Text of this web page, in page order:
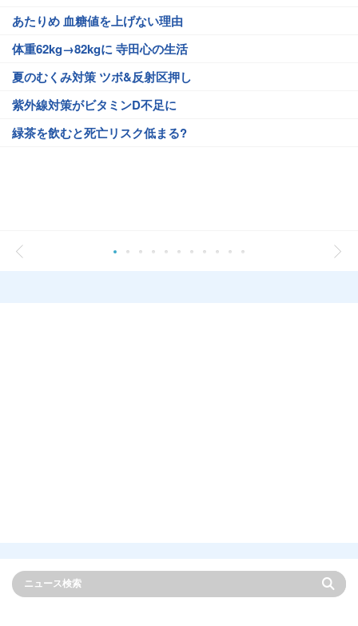
あたりめ 血糖値を上げない理由
体重62kg→82kgに 寺田心の生活
夏のむくみ対策 ツボ&反射区押し
紫外線対策がビタミンD不足に
緑茶を飲むと死亡リスク低まる?